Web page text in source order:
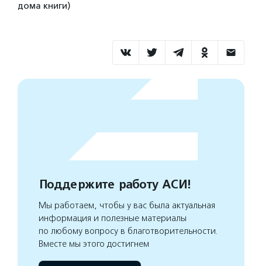
дома книги)
Поддержите работу АСИ!
Мы работаем, чтобы у вас была актуальная
информация и полезные материалы
по любому вопросу в благотворительности.
Вместе мы этого достигнем